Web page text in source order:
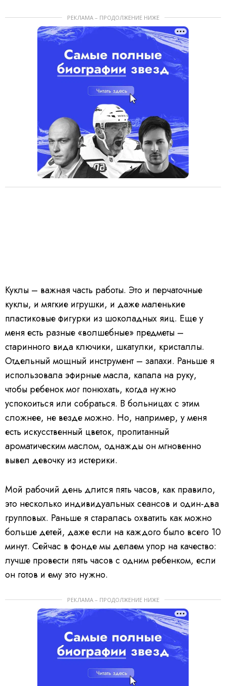
РЕКЛАМА – ПРОДОЛЖЕНИЕ НИЖЕ
Куклы – важная часть работы. Это и перчаточные
куклы, и мягкие игрушки, и даже маленькие
пластиковые фигурки из шоколадных яиц. Еще у
меня есть разные «волшебные» предметы –
старинного вида ключики, шкатулки, кристаллы.
Отдельный мощный инструмент – запахи. Раньше я
использовала эфирные масла, капала на руку,
чтобы ребенок мог понюхать, когда нужно
успокоиться или собраться. В больницах с этим
сложнее, не везде можно. Но, например, у меня
есть искусственный цветок, пропитанный
ароматическим маслом, однажды он мгновенно
вывел девочку из истерики.
Мой рабочий день длится пять часов, как правило,
это несколько индивидуальных сеансов и один-два
групповых. Раньше я старалась охватить как можно
больше детей, даже если на каждого было всего 10
минут. Сейчас в фонде мы делаем упор на качество:
лучше провести пять часов с одним ребенком, если
он готов и ему это нужно.
РЕКЛАМА – ПРОДОЛЖЕНИЕ НИЖЕ